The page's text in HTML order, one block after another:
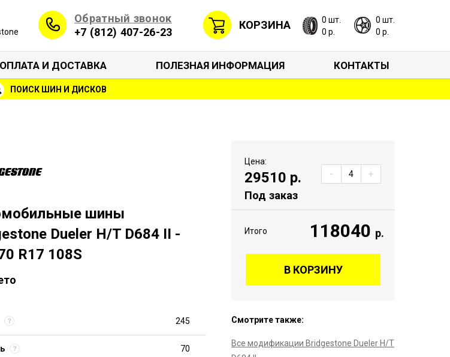
Обратный звонок
+7 (812) 407-26-23
КОРЗИНА
0 шт.
0 р.
0 шт.
0 р.
ОПЛАТА И ДОСТАВКА ПОЛЕЗНАЯ ИНФОРМАЦИЯ КОНТАКТЫ
ПОИСК ШИН И ДИСКОВ
шины
Dueler H/T D684 II -
R17 108S
245
70
Цена:
29510 р.
Под заказ
- +
Итого 118040 р.
В КОРЗИНУ
Смотрите также:
Все модификации Bridgestone Dueler H/T